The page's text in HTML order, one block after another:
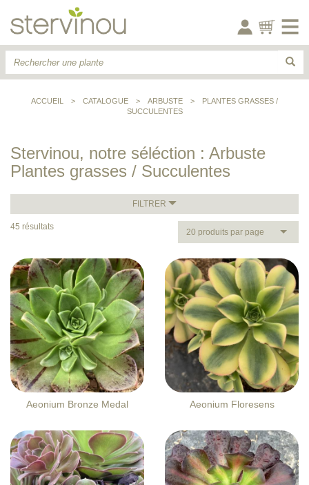
ACCUEIL > CATALOGUE > ARBUSTE >
PLANTES GRASSES /
SUCCULENTES
Stervinou, notre séléction : Arbuste
Plantes grasses / Succulentes
FILTRER
45 résultats
20 produits par page
Aeonium Bronze Medal Aeonium Floresens